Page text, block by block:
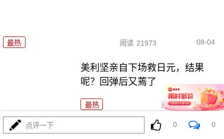
最热 阅读 21973 08-04
美利坚亲自下场救日元，结果
呢？回弹后又蔫了
最热 阅读 12579
东大海军这一手\"普及牌\"，让美西方彻底破防！
点评一下 0 0